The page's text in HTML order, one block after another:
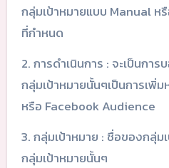
กลุ่มเป้าหมายแบบ Manual ห
ที่กำหนด
2. การดำเนินการ : จะเป็นกา
กลุ่มเป้าหมายนั้นๆเป็นการเพิ่
หรือ Facebook Audience
3. กลุ่มเป้าหมาย : ชื่อของกลุ่
กลุ่มเป้าหมายนั้นๆ